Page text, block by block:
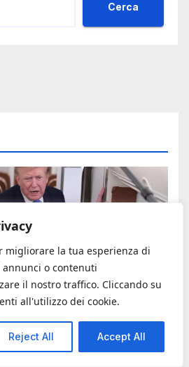
migliorare la tua esperienza di
o contenuti
il nostro traffico. Cliccando su
all'utilizzo dei cookie.
Reject All Accept All
Cerca
dalle
straniere nelle